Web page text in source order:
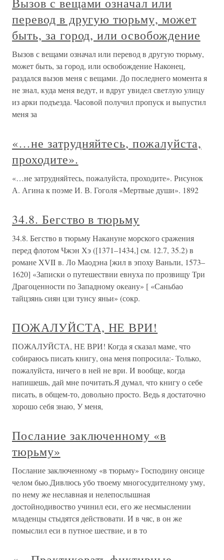
перевод в другую тюрьму, может
быть, за город, или освобождение
Вызов с вещами означал или перевод в другую тюрьму,
может быть, за город, или освобождение Наконец,
раздался вызов меня с вещами. До последнего момента я
не знал, куда меня ведут, и вдруг увидел светлую улицу
из арки подъезда. Часовой получил пропуск и выпустил
меня за
«…не затрудняйтесь, пожалуйста,
проходите».
«…не затрудняйтесь, пожалуйста, проходите». Рисунок
А. Агина к поэме И. В. Гоголя «Мертвые души». 1892
34.8. Бегство в тюрьму
34.8. Бегство в тюрьму Накануне морского сражения
перед флотом Чжэн Хэ ([1371–1434,] см. 12.7, 35.2) в
романе XVII в. Ло Маодэна [жил в эпоху Ваньли, 1573–
1620] «Записки о путешествии евнуха по прозвищу Три
Драгоценности по Западному океану» [ «Саньбао
тайцзянь сиян цзи тунсу яньи» (сокр.
ПОЖАЛУЙСТА, НЕ ВРИ!
ПОЖАЛУЙСТА, НЕ ВРИ! Когда я сказал маме, что
собираюсь писать книгу, она меня попросила:- Только,
пожалуйста, ничего в ней не ври. И вообще, когда
напишешь, дай мне почитать.Я думал, что книгу о себе
писать, в общем-то, довольно просто. Ведь я достаточно
хорошо себя знаю, У меня,
Послание заключенному «в
тюрьму»
Послание заключенному «в тюрьму» Господину онсице
челом бью.Дивлюсь убо твоему многосудителному уму,
по нему же неславная и нелепослышная
достойнодивоство учинил еси, его же несмыслении
младенцы стыдятся действовати. И в чяс, в он же
помыслил еси в путное шествие, и в то